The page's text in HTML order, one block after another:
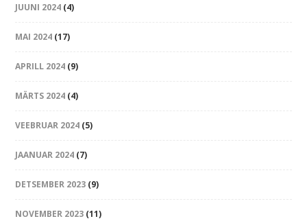
JUUNI 2024 (4)
MAI 2024 (17)
APRILL 2024 (9)
MÄRTS 2024 (4)
VEEBRUAR 2024 (5)
JAANUAR 2024 (7)
DETSEMBER 2023 (9)
NOVEMBER 2023 (11)